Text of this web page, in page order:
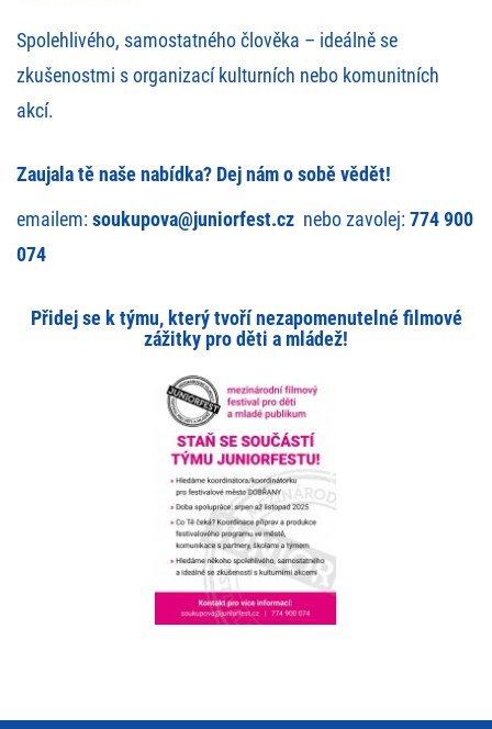
Spolehlivého, samostatného člověka – ideálně se
zkušenostmi s organizací kulturních nebo komunitních
akcí.
Zaujala tě naše nabídka? Dej nám o sobě vědět!
emailem:soukupova@juniorfest.cz nebo zavolej:774 900
074
Přidej se k týmu, který tvoří nezapomenutelné filmové
zážitky pro děti a mládež!